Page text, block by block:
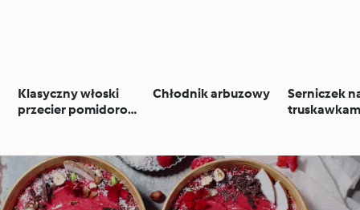
Klasyczny włoski
przecier pomidorowy
Chłodnik arbuzowy
Serniczek